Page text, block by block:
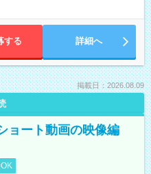
する 詳細へ
掲載日：2026.08.09
ョート動画の映像編